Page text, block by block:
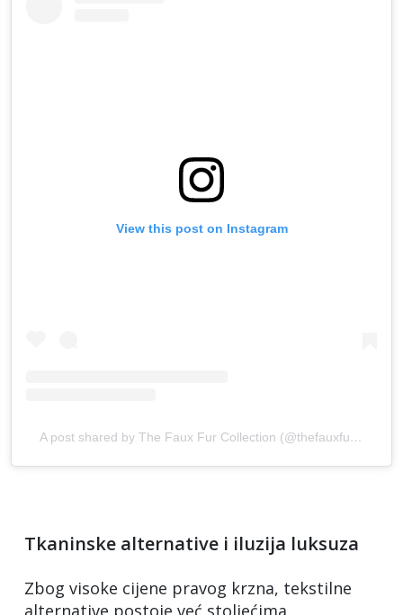
View this post on Instagram
A post shared by The Faux Fur Collection (@thefauxfurcollection)
Tkaninske alternative i iluzija luksuza
Zbog visoke cijene pravog krzna, tekstilne